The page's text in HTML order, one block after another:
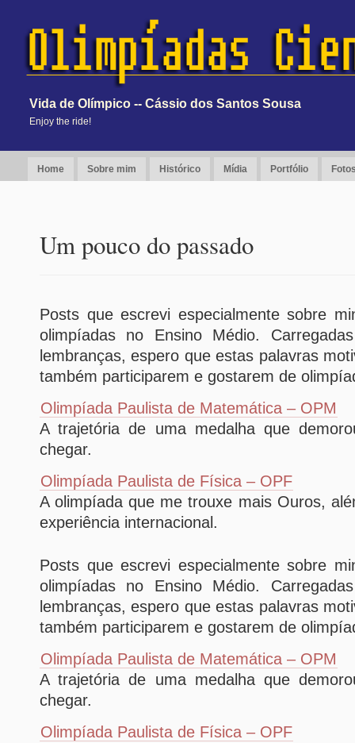
Vida de Olímpico -- Cássio dos Santos Sousa
Enjoy the ride!
Home Sobre mim Histórico Mídia Portfólio
Um pouco do passado
Posts que escrevi especialmente sobre
olimpíadas no Ensino Médio.
lembranças, espero que estas palavras
também participarem e gostarem de
Olimpíada Paulista de Matemática – OPM
A trajetória de uma medalha que
chegar.
Olimpíada Paulista de Física – OPF
A olimpíada que me trouxe mais Ouros,
experiência internacional.
Posts que escrevi especialmente sobre
olimpíadas no Ensino Médio.
lembranças, espero que estas palavras
também participarem e gostarem de
Olimpíada Paulista de Matemática – OPM
A trajetória de uma medalha que
chegar.
Olimpíada Paulista de Física – OPF